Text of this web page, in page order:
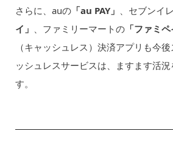
さらに、auの「au PAY」 、セブンイ
イ」
、ファミリーマートの「ファミペ
（キャッシュレス）決済アプリも今
ッシュレスサービスは、ますます活
す。